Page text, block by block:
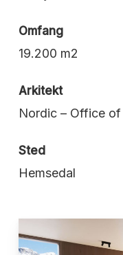
Omfang
19.200 m2
Arkitekt
Nordic – Office
Sted
Hemsedal